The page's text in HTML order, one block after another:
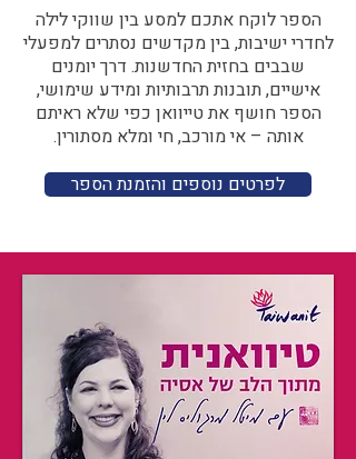
הספר לוקח אתכם למסע בין שווקי לילה
לחדרי ישיבות, בין מקדשים נסתרים למפעלי
שבבים בחזית החדשנות. דרך יומנים
אישיים, תובנות תרבותיות ומידע שימושי,
הספר חושף את טייוואן כפי שלא ראיתם
אותה – אי מורכב, חי ומלא מסתורין.
לפרטים נוספים והזמנת הספר